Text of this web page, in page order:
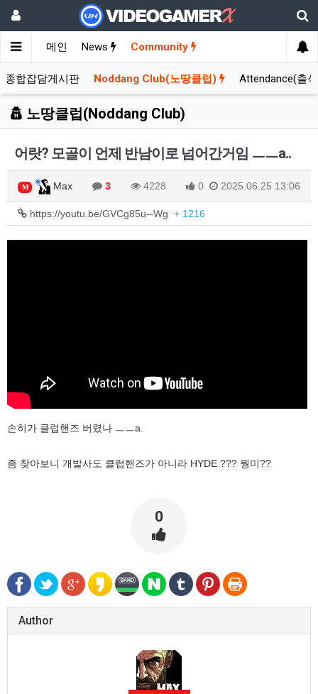
메인 News Community
종합잡담게시판 Noddang Club(노땅클럽) Attendance(출
노땅클럽(Noddang Club)
어랏? 모골이 언제 반남이로 넘어간거임 ㅡㅡa..
M Max 3 4228 0 2025.06.25 13:06
https://youtu.be/GVCg85u--Wg + 1216
손히가 클럽핸즈 버렸나 ㅡㅡa.
좀 찾아보니 개발사도 클럽핸즈가 아니라 HYDE ??? 뭥미??
0
Author